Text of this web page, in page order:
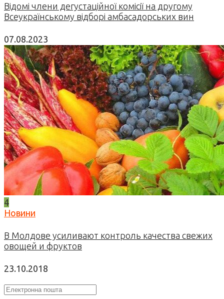
Відомі члени дегустаційної комісії на другому
Всеукраїнському відборі амбасадорських вин
07.08.2023
4
Новини
В Молдове усиливают контроль качества свежих
овощей и фруктов
23.10.2018